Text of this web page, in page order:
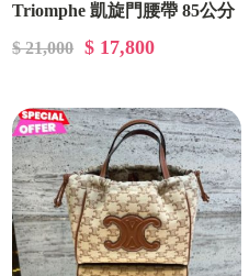
Triomphe 凱旋門腰帶 8 5公分
$ 21,000
$ 17,800